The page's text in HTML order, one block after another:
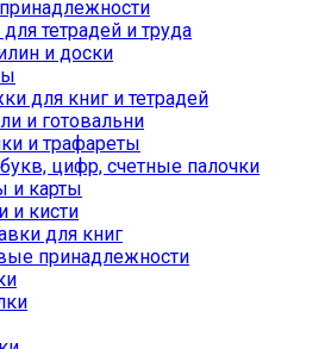
тетрадей и труда
и доски
для книг и тетрадей
и готовальни
и трафареты
букв, цифр, счетные палочки
и карты
и кисти
для книг
принадлежности